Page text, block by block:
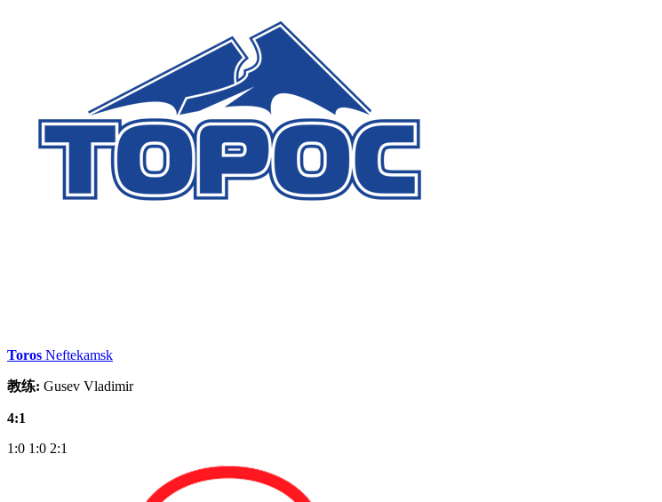
Toros Neftekamsk
教练: Gusev Vladimir
4:1
1:0 1:0 2:1